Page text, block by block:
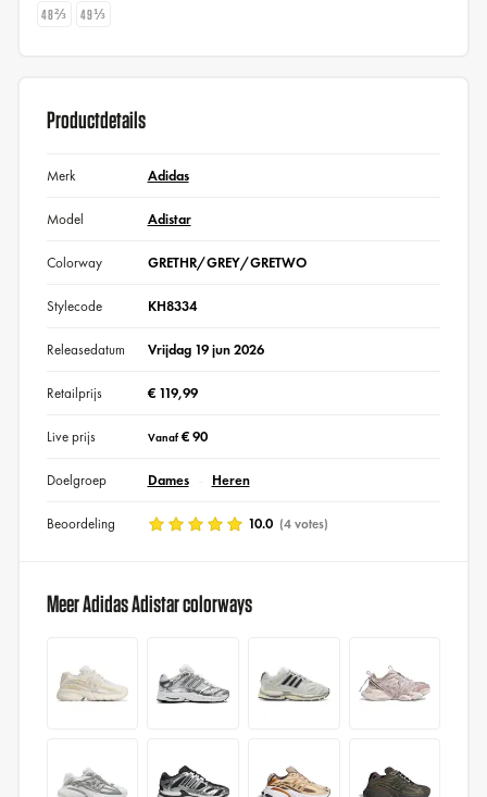
48⅔
49⅓
Productdetails
Merk Adidas
Model Adistar
Colorway GRETHR/GREY/GRETWO
Stylecode KH8334
Releasedatum Vrijdag 19 jun 2026
Retailprijs € 119,99
Live prijs Vanaf€ 90
Doelgroep Dames Heren
Beoordeling 10.0 (4 votes)
Meer Adidas Adistar colorways